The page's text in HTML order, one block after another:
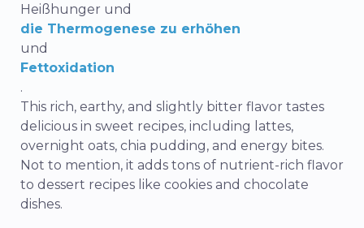
Heißhunger und
die Thermogenese zu erhöhen
und
Fettoxidation
.
This rich, earthy, and slightly bitter flavor tastes
delicious in sweet recipes, including lattes,
overnight oats, chia pudding, and energy bites.
Not to mention, it adds tons of nutrient-rich flavor
to dessert recipes like cookies and chocolate
dishes.